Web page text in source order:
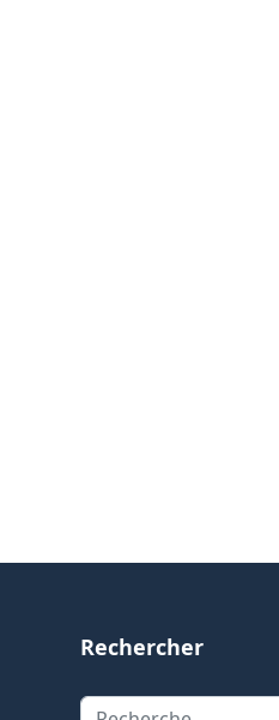
Rechercher
Rechercher